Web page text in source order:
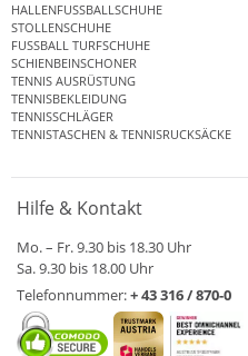
HALLENFUSSBALLSCHUHE
STOLLENSCHUHE
FUSSBALL TURFSCHUHE
SCHIENBEINSCHONER
TENNIS AUSRÜSTUNG
TENNISBEKLEIDUNG
TENNISSCHLÄGER
TENNISTASCHEN & TENNISRUCKSÄCKE
Hilfe & Kontakt
Mo. – Fr. 9.30 bis 18.30 Uhr
Sa. 9.30 bis 18.00 Uhr
Telefonnummer:+ 43 316 / 870-0